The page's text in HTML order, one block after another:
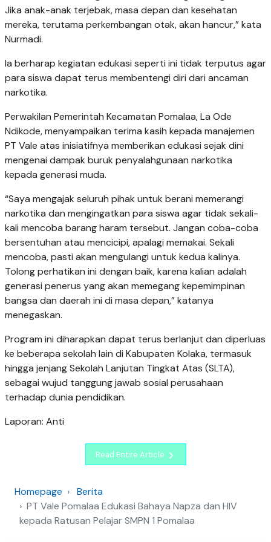
Jika anak-anak terjebak, masa depan dan kesehatan
mereka, terutama perkembangan otak, akan hancur,” kata
Nurmadi.
Ia berharap kegiatan edukasi seperti ini tidak terputus agar
para siswa dapat terus membentengi diri dari ancaman
narkotika.
Perwakilan Pemerintah Kecamatan Pomalaa, La Ode
Ndikode, menyampaikan terima kasih kepada manajemen
PT Vale atas inisiatifnya memberikan edukasi sejak dini
mengenai dampak buruk penyalahgunaan narkotika
kepada generasi muda.
“Saya mengajak seluruh pihak untuk berani memerangi
narkotika dan mengingatkan para siswa agar tidak sekali-
kali mencoba barang haram tersebut. Jangan coba-coba
bersentuhan atau mencicipi, apalagi memakai. Sekali
mencoba, pasti akan mengulangi untuk kedua kalinya.
Tolong perhatikan ini dengan baik, karena kalian adalah
generasi penerus yang akan memegang kepemimpinan
bangsa dan daerah ini di masa depan,” katanya
menegaskan.
Program ini diharapkan dapat terus berlanjut dan diperluas
ke beberapa sekolah lain di Kabupaten Kolaka, termasuk
hingga jenjang Sekolah Lanjutan Tingkat Atas (SLTA),
sebagai wujud tanggung jawab sosial perusahaan
terhadap dunia pendidikan.
Laporan: Anti
Read Entire Article
Homepage
Berita
PT Vale Pomalaa Edukasi Bahaya Napza dan HIV
kepada Ratusan Pelajar SMPN 1 Pomalaa